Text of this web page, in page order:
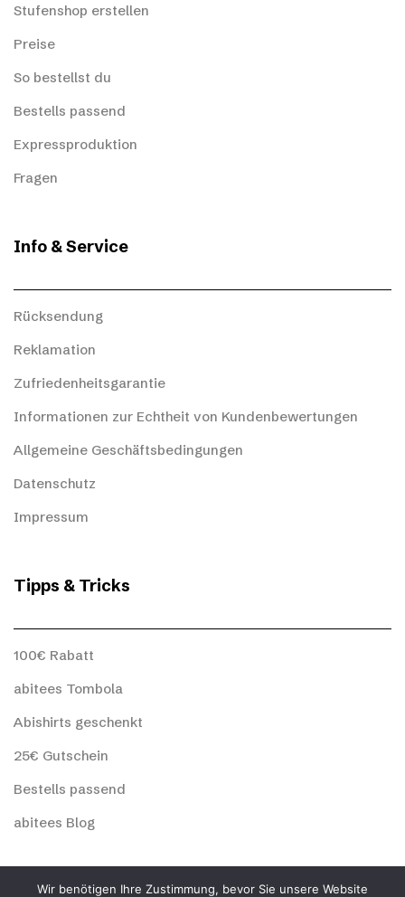
Stufenshop erstellen
Preise
So bestellst du
Bestells passend
Expressproduktion
Fragen
Info & Service
Rücksendung
Reklamation
Zufriedenheitsgarantie
Informationen zur Echtheit von Kundenbewertungen
Allgemeine Geschäftsbedingungen
Datenschutz
Impressum
Tipps & Tricks
100€ Rabatt
abitees Tombola
Abishirts geschenkt
25€ Gutschein
Bestells passend
abitees Blog
abitees Social
Wir benötigen Ihre Zustimmung, bevor Sie unsere Website